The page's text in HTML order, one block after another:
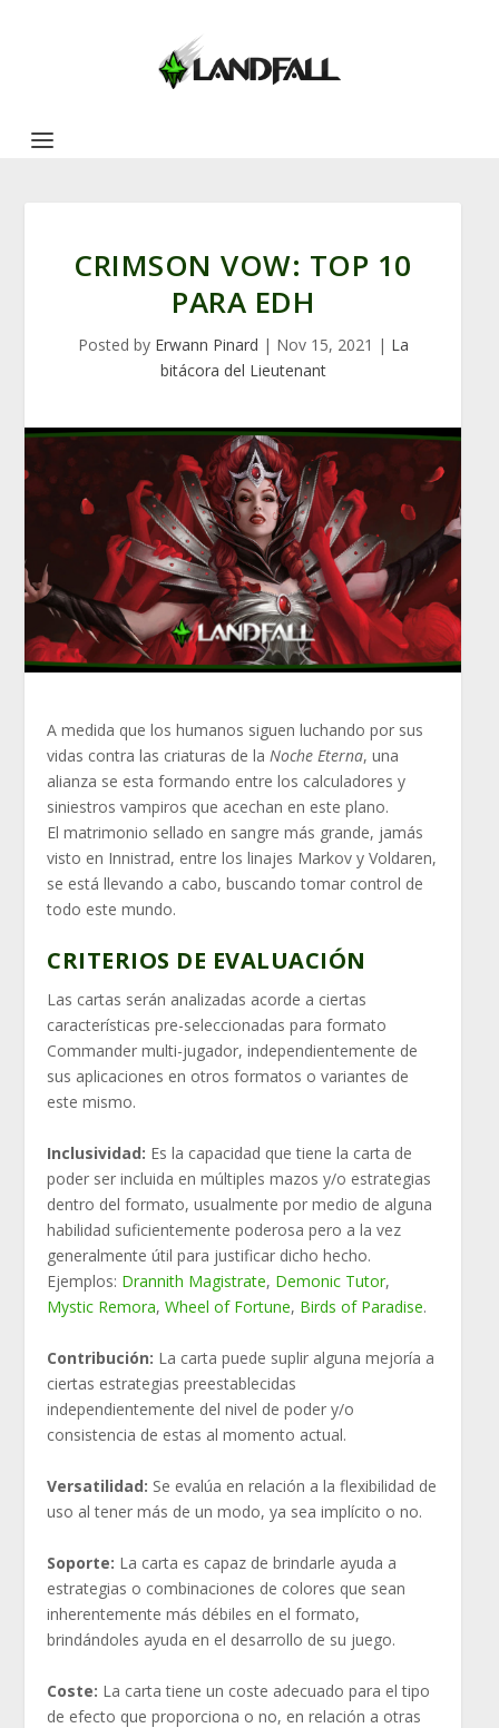
CRIMSON VOW: TOP 10
PARA EDH
Posted by Erwann Pinard | Nov 15, 2021 | La
bitácora del Lieutenant
A medida que los humanos siguen luchando por sus
vidas contra las criaturas de laNoche Eterna, una
alianza se esta formando entre los calculadores y
siniestros vampiros que acechan en este plano.
El matrimonio sellado en sangre más grande, jamás
visto en Innistrad, entre los linajes Markov y Voldaren,
se está llevando a cabo, buscando tomar control de
todo este mundo.
CRITERIOS DE EVALUACIÓN
Las cartas serán analizadas acorde a ciertas
características pre-seleccionadas para formato
Commander multi-jugador, independientemente de
sus aplicaciones en otros formatos o variantes de
este mismo.
Inclusividad: Es la capacidad que tiene la carta de
poder ser incluida en múltiples mazos y/o estrategias
dentro del formato, usualmente por medio de alguna
habilidad suficientemente poderosa pero a la vez
generalmente útil para justificar dicho hecho.
Ejemplos: Drannith Magistrate, Demonic Tutor,
Mystic Remora,Wheel of Fortune, Birds of Paradise.
Contribución: La carta puede suplir alguna mejoría a
ciertas estrategias preestablecidas
independientemente del nivel de poder y/o
consistencia de estas al momento actual.
Versatilidad: Se evalúa en relación a la flexibilidad de
uso al tener más de un modo, ya sea implícito o no.
Soporte: La carta es capaz de brindarle ayuda a
estrategias o combinaciones de colores que sean
inherentemente más débiles en el formato,
brindándoles ayuda en el desarrollo de su juego.
Coste: La carta tiene un coste adecuado para el tipo
de efecto que proporciona o no, en relación a otras